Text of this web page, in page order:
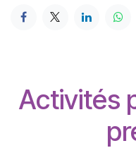
Activités